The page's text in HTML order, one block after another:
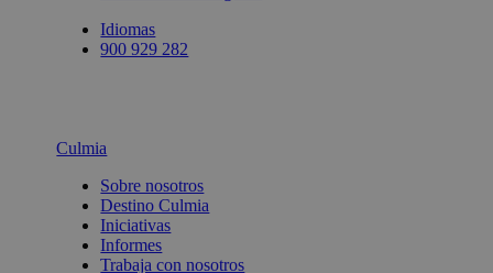
Idiomas
900 929 282
Culmia
Sobre nosotros
Destino Culmia
Iniciativas
Informes
Trabaja con nosotros